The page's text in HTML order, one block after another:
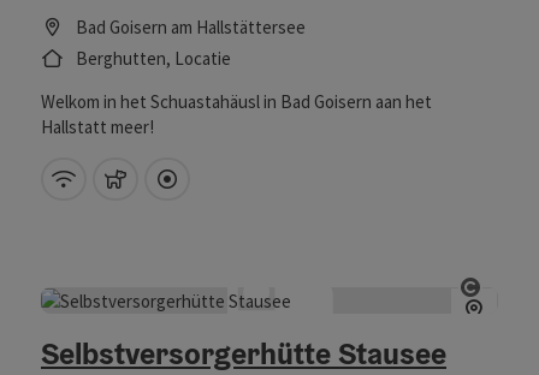
Bad Goisern am Hallstättersee
Berghutten, Locatie
Welkom in het Schuastahäusl in Bad Goisern aan het
Hallstatt meer!
W-LAN (gratis)Huisdieren toegestaan
Start
Selbstversorgerhütte Stausee